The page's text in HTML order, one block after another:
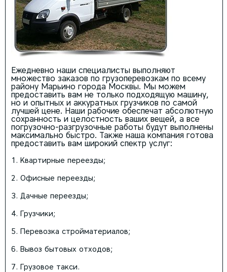
Ежедневно наши специалисты выполняют
множество заказов по грузоперевозкам по всему
району Марьино города Москвы. Мы можем
предоставить вам не только подходящую машину,
но и опытных и аккуратных грузчиков по самой
лучшей цене. Наши рабочие обеспечат абсолютную
сохранность и целостность ваших вещей, а все
погрузочно-разгрузочные работы будут выполнены
максимально быстро. Также наша компания готова
предоставить вам широкий спектр услуг:
Квартирные переезды;
Офисные переезды;
Дачные переезды;
Грузчики;
Перевозка стройматериалов;
Вывоз бытовых отходов;
Грузовое такси.